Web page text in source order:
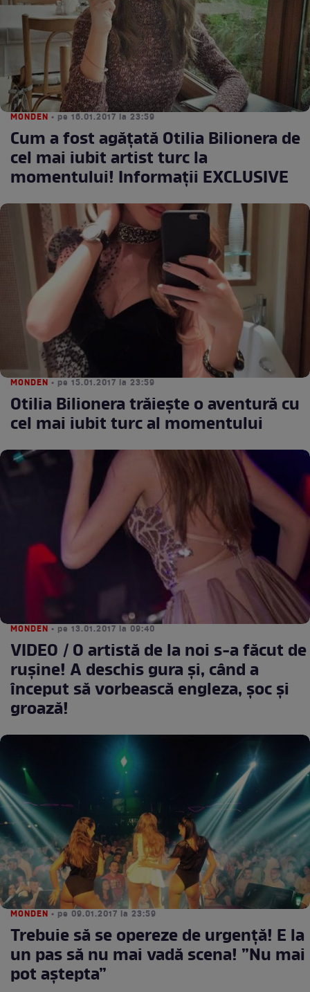
MONDEN • pe 16.01.2017 la 23:59
Cum a fost agățată Otilia Bilionera de
cel mai iubit artist turc la
momentului! Informații EXCLUSIVE
MONDEN • pe 15.01.2017 la 23:59
Otilia Bilionera trăiește o aventură cu
cel mai iubit turc al momentului
MONDEN • pe 13.01.2017 la 09:40
VIDEO / O artistă de la noi s-a făcut de
ruşine! A deschis gura şi, când a
început să vorbească engleza, şoc şi
groază!
MONDEN • pe 09.01.2017 la 23:59
Trebuie să se opereze de urgență! E la
un pas să nu mai vadă scena! ”Nu mai
pot aștepta”